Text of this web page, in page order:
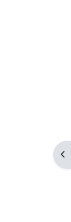
ブ